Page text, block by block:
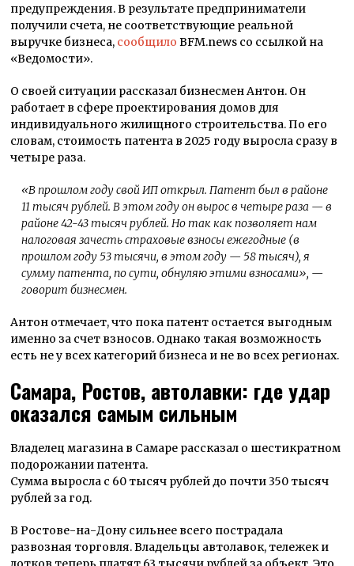
предупреждения. В результате предприниматели
получили счета, не соответствующие реальной
выручке бизнеса, сообщило BFM.news со ссылкой на
«Ведомости».
О своей ситуации рассказал бизнесмен Антон. Он
работает в сфере проектирования домов для
индивидуального жилищного строительства. По его
словам, стоимость патента в 2025 году выросла сразу в
четыре раза.
«В прошлом году свой ИП открыл. Патент был в районе
11 тысяч рублей. В этом году он вырос в четыре раза — в
районе 42-43 тысяч рублей. Но так как позволяет нам
налоговая зачесть страховые взносы ежегодные (в
прошлом году 53 тысячи, в этом году — 58 тысяч), я
сумму патента, по сути, обнуляю этими взносами», —
говорит бизнесмен.
Антон отмечает, что пока патент остается выгодным
именно за счет взносов. Однако такая возможность
есть не у всех категорий бизнеса и не во всех регионах.
Самара, Ростов, автолавки: где удар
оказался самым сильным
Владелец магазина в Самаре рассказал о шестикратном
подорожании патента.
Сумма выросла с 60 тысяч рублей до почти 350 тысяч
рублей за год.
В Ростове-на-Дону сильнее всего пострадала
развозная торговля. Владельцы автолавок, тележек и